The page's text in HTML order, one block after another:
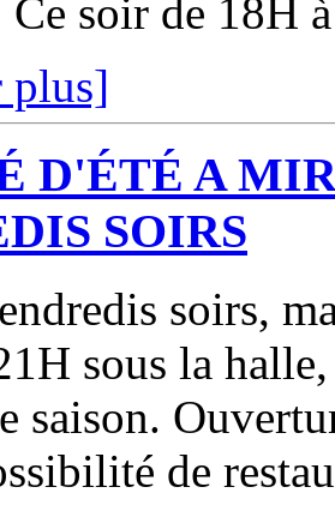
soir de 18H
plus]
D'ÉTÉ A
SOIRS
soirs,
sous la
saison.
de